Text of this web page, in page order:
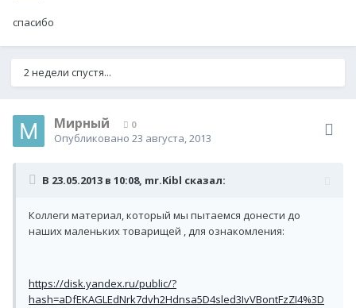
спасибо
2 недели спустя...
Мирный 0
Опубликовано 23 августа, 2013
В 23.05.2013 в 10:08, mr.Kibl сказал:
Коллеги материал, который мы пытаемся донести до
наших маленьких товарищей , для ознакомления:
https://disk.yandex.ru/public/?
hash=aDfEKAGLEdNrk7dvh2Hdnsa5D4sled3IvVBontFzZI4%3D